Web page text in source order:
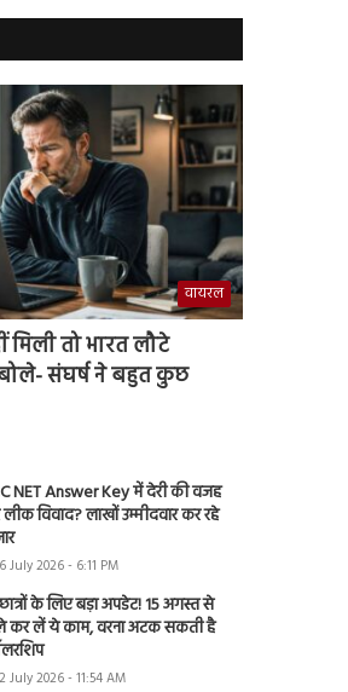
वायरल
मिली तो भारत लौटे
संघर्ष ने बहुत कुछ
NET Answer Key में देरी की वजह
विवाद? लाखों उम्मीदवार कर रहे
July 2026 - 6:11 PM
के लिए बड़ा अपडेट! 15 अगस्त से
कर लें ये काम, वरना अटक सकती है
July 2026 - 11:54 AM